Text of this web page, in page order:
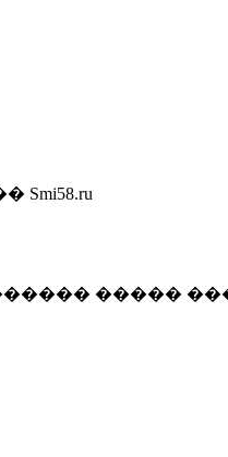
�����